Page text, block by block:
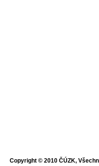
Copyright © 2010 ČÚZK,